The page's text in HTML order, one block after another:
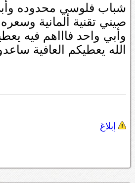
شباب فلوسي محدوده
صيني تقنية ألمانية
وأبي واحد فاااهم فيه
الله يعطيكم العافية
إبلاغ